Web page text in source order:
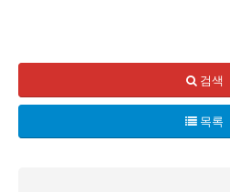
첫 번째 주인공은 러블리즈의
다음으로 주목해야 할 인물은
그리고 마지막으로 리더 이수
검색
목록